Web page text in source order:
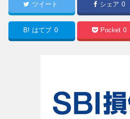
ツイート シェア 0
B! はてブ 0 Pocket 0